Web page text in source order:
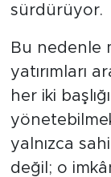
sürdürüyor.
Bu nedenle
yatırımları
her iki
yalnızca
değil; o